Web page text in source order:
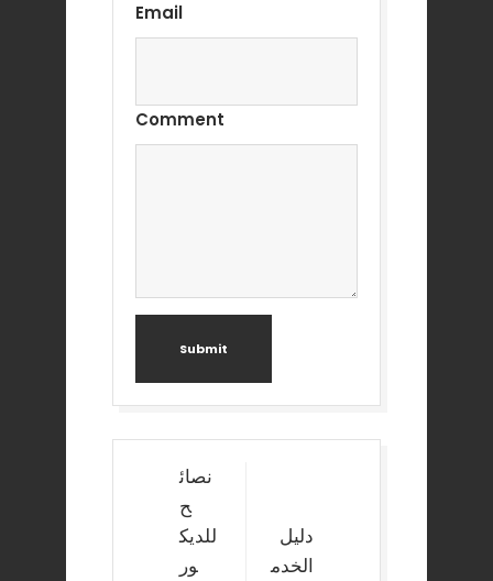
Email
Comment
Submit
Post
navigation
نصائ
ح
للديك
ور
دليل
الخدم